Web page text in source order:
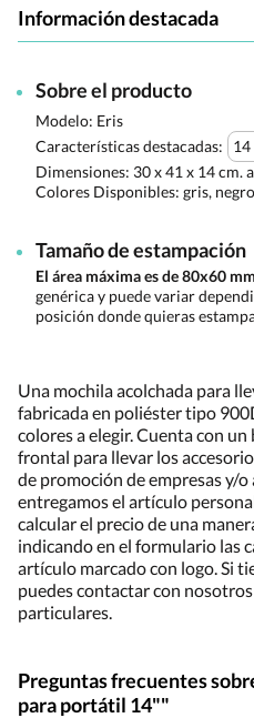
Información destacada
Sobre el producto
Modelo: Eris
Características destacadas:
14
Dimensiones: 30 x 41 x 14 cm.
Colores Disponibles: gris, negro
Tamaño de estampación
El área máxima es de 80x60 mm
genérica y puede variar
posición donde quieras
Una mochila acolchada para
fabricada en poliéster tipo
colores a elegir. Cuenta con
frontal para llevar los
de promoción de empresas y/
entregamos el artículo
calcular el precio de una
indicando en el formulario las
artículo marcado con logo. Si
puedes contactar con
particulares.
Preguntas frecuentes
para portátil 14""